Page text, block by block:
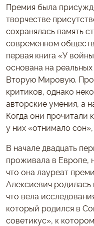
Премия была
творчестве
сохранялась память
современном
первая книга «У
основана на
Вторую Мировую.
критиков, однако
авторские умения, а
Когда они прочитали
у них «отнимало
В начале двадцать
проживала в Европе,
что она лауреат
Алексиевич родилась
что вела
который родился в
советикус», к